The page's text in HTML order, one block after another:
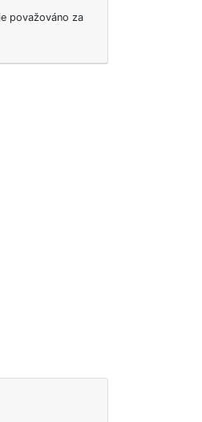
považováno za